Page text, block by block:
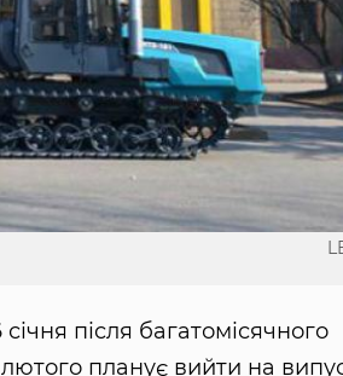
після багатомісячного
планує вийти на